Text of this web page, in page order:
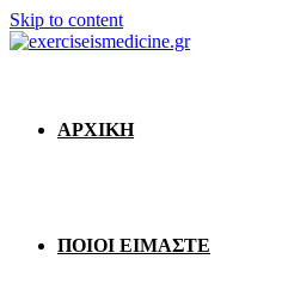
Skip to content
ΑΡΧΙΚΗ
ΠΟΙΟΙ ΕΙΜΑΣΤΕ